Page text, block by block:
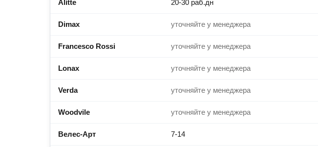
Alitte 20-30 раб.дн
Dimax уточняйте у менеджера
Francesco Rossi уточняйте у менеджера
Lonax уточняйте у менеджера
Verda уточняйте у менеджера
Woodvile уточняйте у менеджера
Велес-Арт 7-14